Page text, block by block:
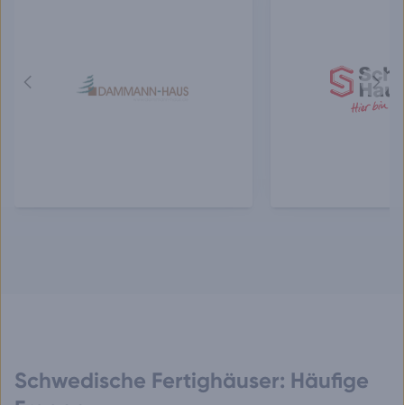
Schwedische Fertighäuser: Häufige